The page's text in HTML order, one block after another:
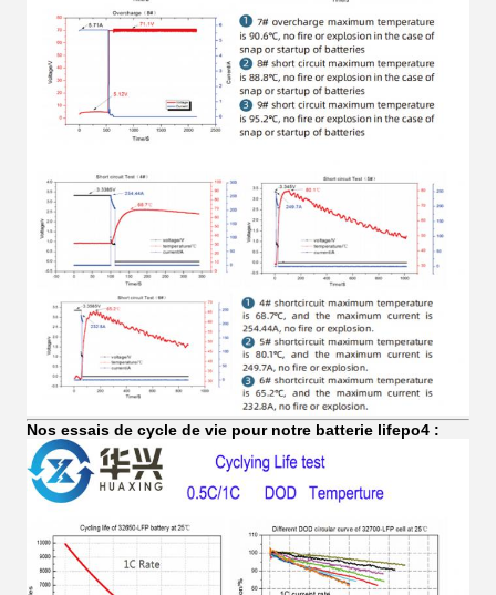
Nos essais de cycle de vie pour notre batterie lifepo4 :